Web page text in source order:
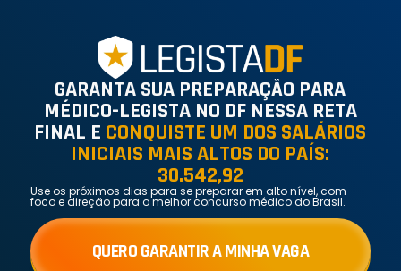
GARANTA SUA PREPARAÇÃO PARA
MÉDICO-LEGISTA NO DF NESSA RETA
FINAL E CONQUISTE UM DOS SALÁRIOS
INICIAIS MAIS ALTOS DO PAÍS:
30.542,92
Use os próximos dias para se preparar em alto nível, com
foco e direção para o melhor concurso médico do Brasil.
QUERO GARANTIR A MINHA VAGA